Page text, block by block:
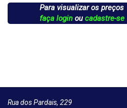
Para visualizar os preços
faça loginoucadastre-se
Rua dos Pardais, 229